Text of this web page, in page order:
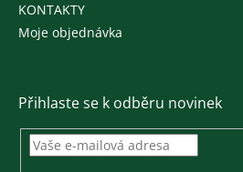
KONTAKTY
Moje objednávka
Přihlaste se k odběru novinek